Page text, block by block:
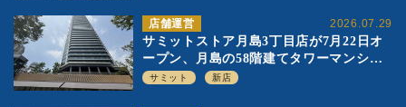
2026.07.29
店舗運営
サミットストア月島3丁目店が7月22日オ
ープン、月島の58階建てタワーマンショ
ン1階に生鮮強化の小商圏型店を出店
サミット 新店